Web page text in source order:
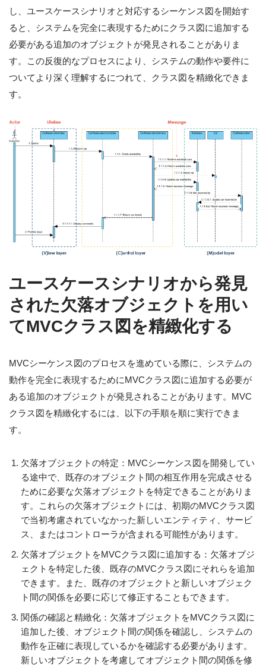
し、ユースケースシナリオと対応するシーケンス図を開始す
ると、システムを完全に表現するためにクラス図に追加する
必要がある追加のオブジェクトが発見されることがありま
す。この反復的なプロセスにより、システムの動作や要件に
ついてより深く理解するにつれて、クラス図を精緻化できま
す。
ユースケースシナリオから発見
された欠落オブジェクトを用い
てMVCクラス図を精緻化する
MVCシーケンス図のプロセスを進めている際に、システムの
動作を完全に表現するためにMVCクラス図に追加する必要が
ある追加のオブジェクトが発見されることがあります。MVC
クラス図を精緻化するには、以下の手順を順に実行できま
す。
欠落オブジェクトの特定：MVCシーケンス図を開発してい
る途中で、既存のオブジェクト間の相互作用を完成させる
ために必要な欠落オブジェクトを特定できることがありま
す。これらの欠落オブジェクトには、初期のMVCクラス図
で当初考慮されていなかった新しいエンティティ、サービ
ス、またはコントローラが含まれる可能性があります。
欠落オブジェクトをMVCクラス図に追加する：欠落オブジ
ェクトを特定した後、既存のMVCクラス図にそれらを追加
できます。また、既存のオブジェクトと新しいオブジェク
ト間の関係を必要に応じて修正することもできます。
関係の確認と精緻化：欠落オブジェクトをMVCクラス図に
追加した後、オブジェクト間の関係を確認し、システムの
動作を正確に表現しているかを確認する必要があります。
新しいオブジェクトを考慮してオブジェクト間の関係を修